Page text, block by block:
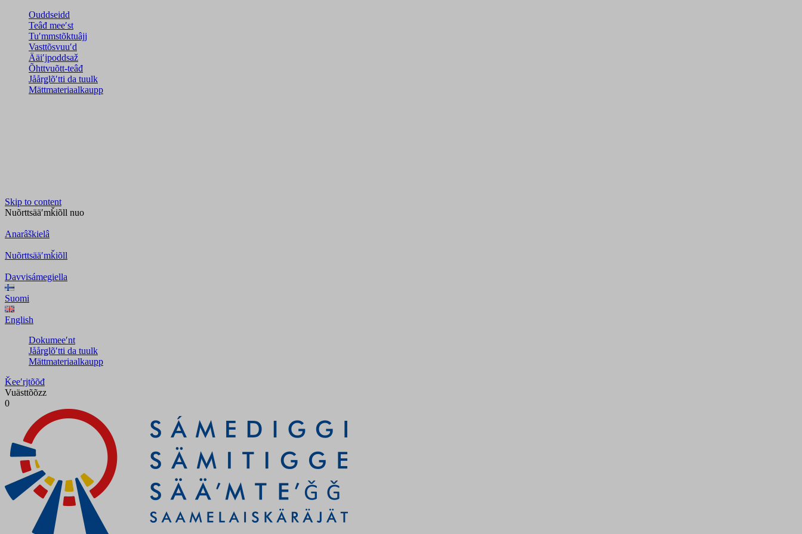
Ouddseidd
Teâđ meeʹst
Tuʹmmstõktuâjj
Vasttõsvuuʹd
Ääiʹjpoddsaž
Õhttvuõtt-teâđ
Jåårǥlõʹtti da tuulk
Mättmateriaalkaupp
Skip to content
Nuõrttsääʹmǩiõll nuo
Anarâškielâ
Nuõrttsääʹmǩiõll
Davvisámegiella
Suomi
English
Dokumeeʹnt
Jåårǥlõʹtti da tuulk
Mättmateriaalkaupp
Ǩeeʹrjtõõđ
Vuästtõõzz
0